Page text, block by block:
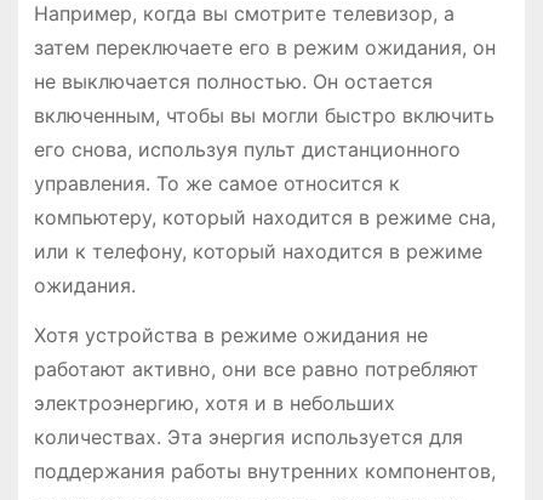
Например, когда вы смотрите телевизор, а
затем переключаете его в режим ожидания, он
не выключается полностью. Он остается
включенным, чтобы вы могли быстро включить
его снова, используя пульт дистанционного
управления. То же самое относится к
компьютеру, который находится в режиме сна,
или к телефону, который находится в режиме
ожидания.
Хотя устройства в режиме ожидания не
работают активно, они все равно потребляют
электроэнергию, хотя и в небольших
количествах. Эта энергия используется для
поддержания работы внутренних компонентов,